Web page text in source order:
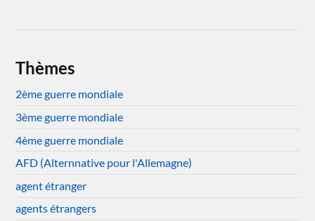
Thèmes
2ème guerre mondiale
3ème guerre mondiale
4ème guerre mondiale
AFD (Alternnative pour l'Allemagne)
agent étranger
agents étrangers